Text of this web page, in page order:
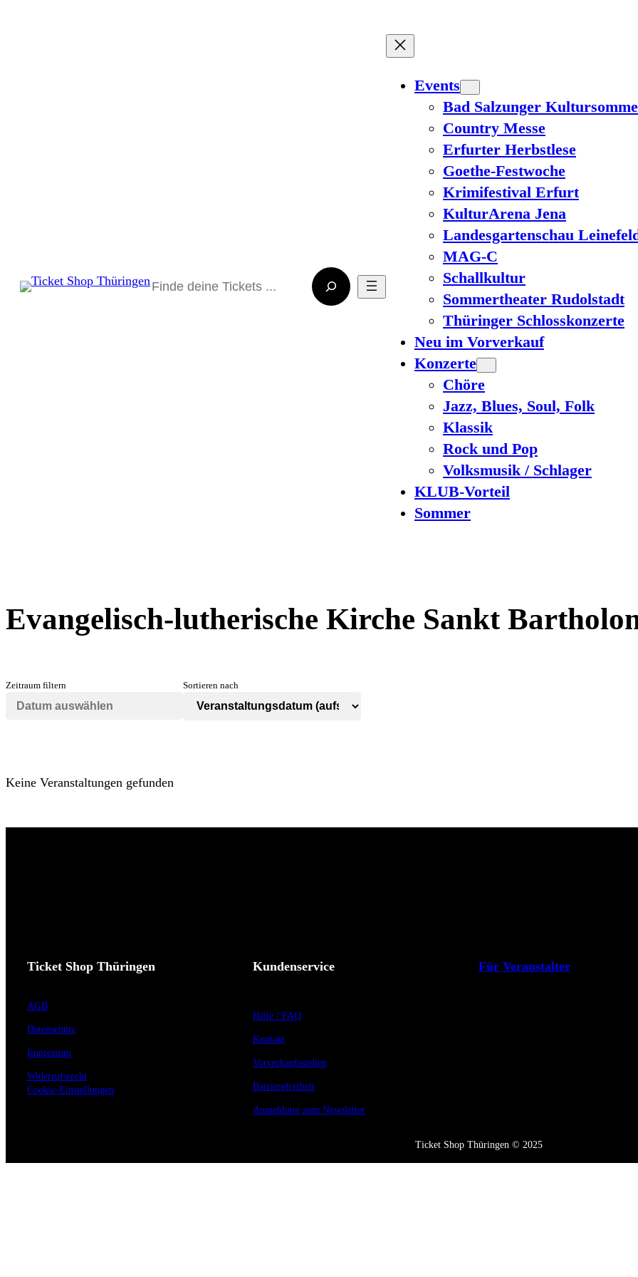
Events
Bad Salzunger
Country Messe
Erfurter Herbstlese
Goethe-Festwoche
Krimifestival Erfurt
KulturArena Jena
Landesgartenschau
MAG-C
Schallkultur
Sommertheater Rudolstadt
Thüringer Schlosskonzerte
Neu im Vorverkauf
Konzerte
Chöre
Jazz, Blues, Soul, Folk
Klassik
Rock und Pop
Volksmusik / Schlager
KLUB-Vorteil
Sommer
Evangelisch-lutherische Kirche Sankt
Zeitraum filtern Sortieren nach
Keine Veranstaltungen gefunden
Ticket Shop Thüringen
AGB
Datenschutz
Impressum
Widerrufsrecht
Cookie-Einstellungen
Kundenservice
Hilfe / FAQ
Kontakt
Vorverkaufsstellen
Barrierefreiheit
Anmeldung zum Newsletter
Für Veranstalter
Ticket Shop Thüringen © 2025